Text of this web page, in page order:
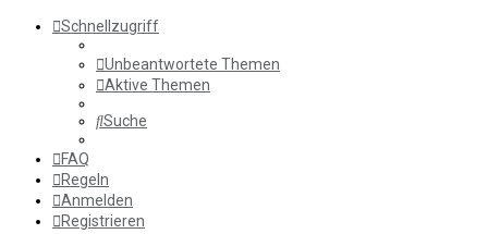
Schnellzugriff
Unbeantwortete Themen
Aktive Themen
Suche
FAQ
Regeln
Anmelden
Registrieren